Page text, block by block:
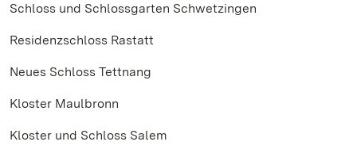
Schloss und Schlossgarten Schwetzingen
Residenzschloss Rastatt
Neues Schloss Tettnang
Kloster Maulbronn
Kloster und Schloss Salem